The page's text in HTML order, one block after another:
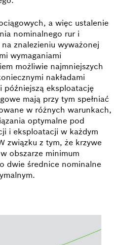
a więc ustalenie
nominalnego rur i
znalezieniu wyważonej
wymaganiami
możliwie najmniejszych
nakładami
eksploatację
mają przy tym spełniać
w różnych warunkach,
optymalne pod
i eksploatacji w każdym
związku z tym, że krzywe
obszarze minimum
dwie średnice nominalne